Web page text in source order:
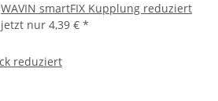
WAVIN smartFIX Kupplung reduziert
jetzt nur 4,39 € *